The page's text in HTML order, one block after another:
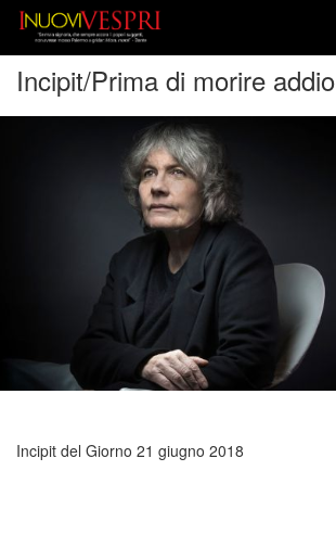
Incipit/Prima di morire addio
Incipit del Giorno 21 giugno 2018